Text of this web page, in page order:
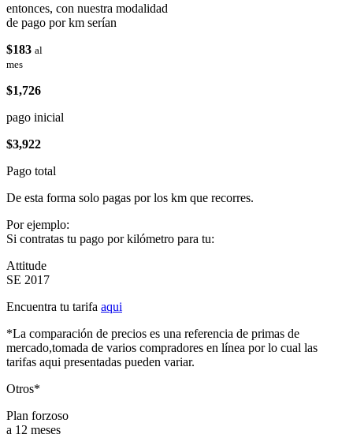
entonces, con nuestra modalidad
de pago por km serían
$183 al
mes
$1,726
pago inicial
$3,922
Pago total
De esta forma solo pagas por los km que recorres.
Por ejemplo:
Si contratas tu pago por kilómetro para tu:
Attitude
SE 2017
Encuentra tu tarifa aqui
*La comparación de precios es una referencia de primas de
mercado,tomada de varios compradores en línea por lo cual las
tarifas aqui presentadas pueden variar.
Otros*
Plan forzoso
a 12 meses